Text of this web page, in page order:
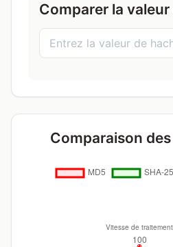
Comparer la
Comparaison